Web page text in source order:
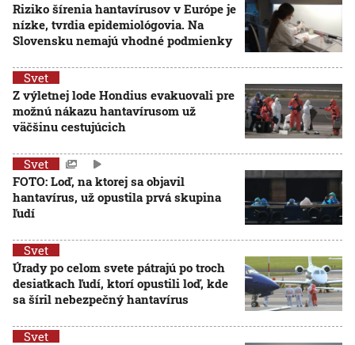
Riziko šírenia hantavírusov v Európe je
nízke, tvrdia epidemiológovia. Na
Slovensku nemajú vhodné podmienky
Svet
Z výletnej lode Hondius evakuovali pre
možnú nákazu hantavírusom už
väčšinu cestujúcich
Svet
FOTO: Loď, na ktorej sa objavil
hantavírus, už opustila prvá skupina
ľudí
Svet
Úrady po celom svete pátrajú po troch
desiatkach ľudí, ktorí opustili loď, kde
sa šíril nebezpečný hantavírus
Svet